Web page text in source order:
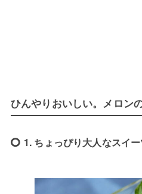
ひんやりおいしい。メロン
1. ちょっぴり大人なスイ